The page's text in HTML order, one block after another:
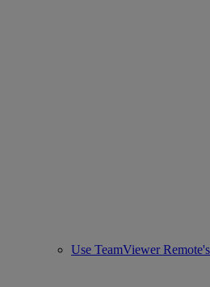
Use TeamViewer